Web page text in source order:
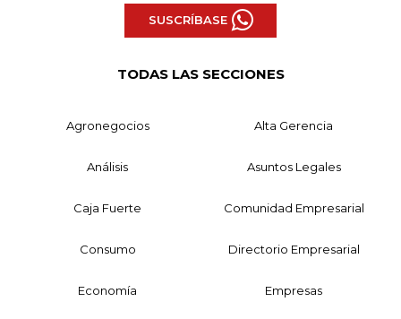
SUSCRÍBASE
TODAS LAS SECCIONES
Agronegocios Alta Gerencia
Análisis Asuntos Legales
Caja Fuerte Comunidad Empresarial
Consumo Directorio Empresarial
Economía Empresas